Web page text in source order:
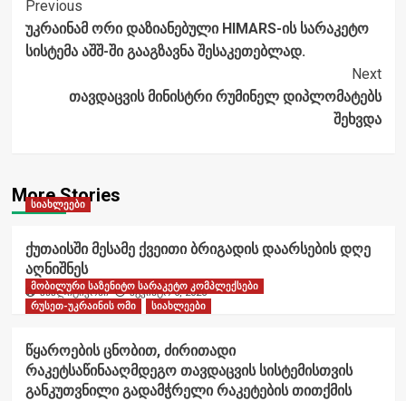
Post
Navigation
Previous
უკრაინამ ორი დაზიანებული HIMARS-ის სარაკეტო
სისტემა აშშ-ში გააგზავნა შესაკეთებლად.
Next
თავდაცვის მინისტრი რუმინელ დიპლომატებს
შეხვდა
More Stories
სიახლეები
ქუთაისში მესამე ქვეითი ბრიგადის დაარსების დღე
აღნიშნეს
ანალიტიკოსი აგვისტო 6, 2026
მობილური საზენიტო სარაკეტო კომპლექსები
რუსეთ-უკრაინის ომი
სიახლეები
წყაროების ცნობით, ძირითადი
რაკეტსაწინააღმდეგო თავდაცვის სისტემისთვის
განკუთვნილი გადამჭრელი რაკეტების თითქმის